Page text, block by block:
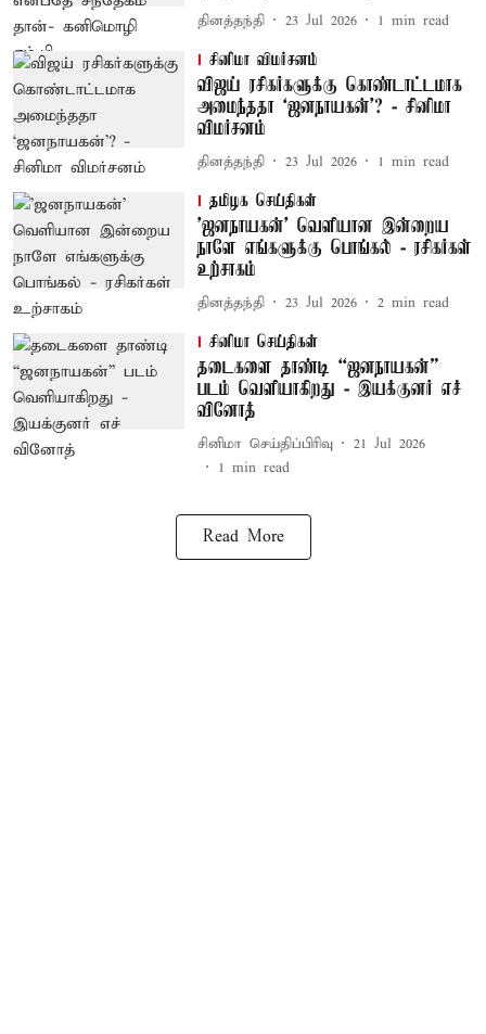
தினத்தந்தி 23 Jul 2026 1 min read
சினிமா விமர்சனம்
விஜய் ரசிகர்களுக்கு கொண்டாட்டமாக
அமைந்ததா ‘ஜனநாயகன்’? - சினிமா
விமர்சனம்
தினத்தந்தி 23 Jul 2026 1 min read
தமிழக செய்திகள்
'ஜனநாயகன்' வெளியான இன்றைய
நாளே எங்களுக்கு பொங்கல் - ரசிகர்கள்
உற்சாகம்
தினத்தந்தி 23 Jul 2026 2 min read
சினிமா செய்திகள்
தடைகளை தாண்டி “ஜனநாயகன்”
படம் வெளியாகிறது - இயக்குனர் எச்
வினோத்
சினிமா செய்திப்பிரிவு
21 Jul 2026
1 min read
Read More